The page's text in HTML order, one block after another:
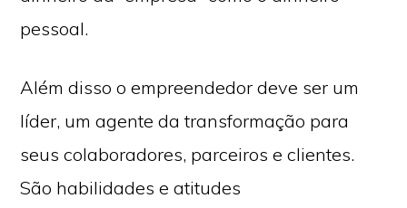
pessoal.
Além disso o empreendedor deve ser um
líder, um agente da transformação para
seus colaboradores, parceiros e clientes.
São habilidades e atitudes